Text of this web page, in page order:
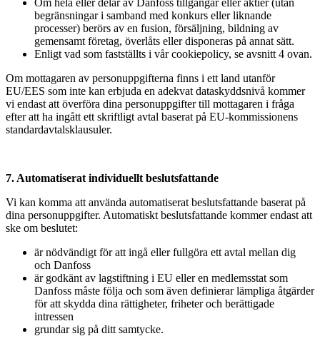
begränsningar i samband med konkurs eller liknande
processer) berörs av en fusion, försäljning, bildning av
gemensamt företag, överlåts eller disponeras på annat sätt.
Enligt vad som fastställts i vår cookiepolicy, se avsnitt 4 ovan.
Om mottagaren av personuppgifterna finns i ett land utanför
EU/EES som inte kan erbjuda en adekvat dataskyddsnivå kommer
vi endast att överföra dina personuppgifter till mottagaren i fråga
efter att ha ingått ett skriftligt avtal baserat på EU-kommissionens
standardavtalsklausuler.
7. Automatiserat individuellt beslutsfattande
Vi kan komma att använda automatiserat beslutsfattande baserat på
dina personuppgifter. Automatiskt beslutsfattande kommer endast att
ske om beslutet:
är nödvändigt för att ingå eller fullgöra ett avtal mellan dig
och Danfoss
är godkänt av lagstiftning i EU eller en medlemsstat som
Danfoss måste följa och som även definierar lämpliga åtgärder
för att skydda dina rättigheter, friheter och berättigade
intressen
grundar sig på ditt samtycke.